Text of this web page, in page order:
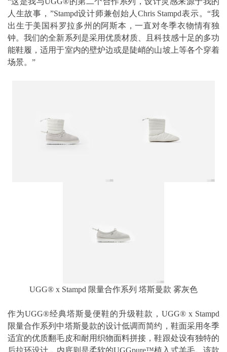
人生故事，”Stampd设计师兼创始人Chris Stampd表示。“我
出生于美国科罗拉多州的阿斯本，一直对冬季衣物情有独
钟。我们的全新系列是采用优质材质、且科技感十足的多功
能鞋履，适用于室内的壁炉边或是陡峭的山坡上等各个穿着
场景。”
UGG® x Stampd 限量合作系列 塔斯曼款 雾灰色
作为UGG®经典塔斯曼便鞋的升级鞋款，UGG® x Stampd
限量合作系列中塔斯曼款的设计低调而简约，鞋面采用冬季
适宜的优质翻毛皮和耐用织物面料拼接，鞋跟处设有独特的